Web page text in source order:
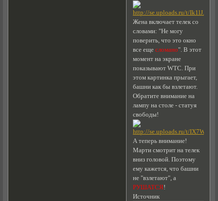
Жена включает телек со
словами: "Не могу
поверить, что это окно
все еще сломано". В этот
момент на экране
показывают WTC. При
этом картинка прыгает,
башни как бы взлетают.
Обратите внимание на
лампу на столе - статуя
свободы!
А теперь внимание!
Марти смотрит на телек
вниз головой. Поэтому
ему кажется, что башни
не "взлетают", а
РУШАТСЯ!
Источник